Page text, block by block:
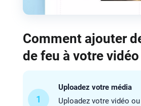
Comment ajouter
de feu à votre vidéo
1
Uploadez votre média
Uploadez votre vidéo